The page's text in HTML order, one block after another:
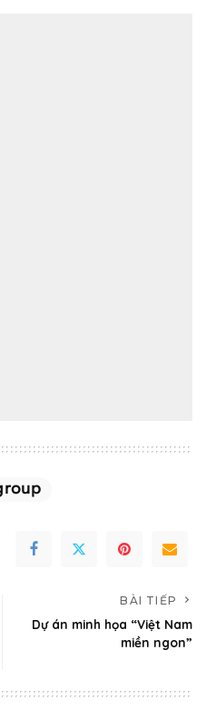
BÀI TIẾP
Dự án minh họa “Việt Nam
miền ngon”